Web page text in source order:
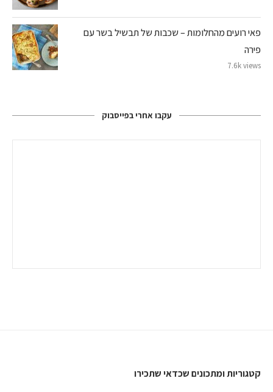
פאי רועים מהחלומות – שכבות של תבשיל בשר עם
פירה
7.6k views
עקבו אחרי בפייסבוק
קטגוריות ומתכונים שכדאי שתכירו